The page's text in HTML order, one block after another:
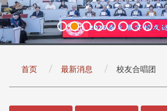
首页 最新消息 校友合唱团